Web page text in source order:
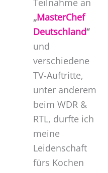
Teilnahme an
„MasterChef
Deutschland“
und
verschiedene
TV-Auftritte,
unter anderem
beim WDR &
RTL, durfte ich
meine
Leidenschaft
fürs Kochen